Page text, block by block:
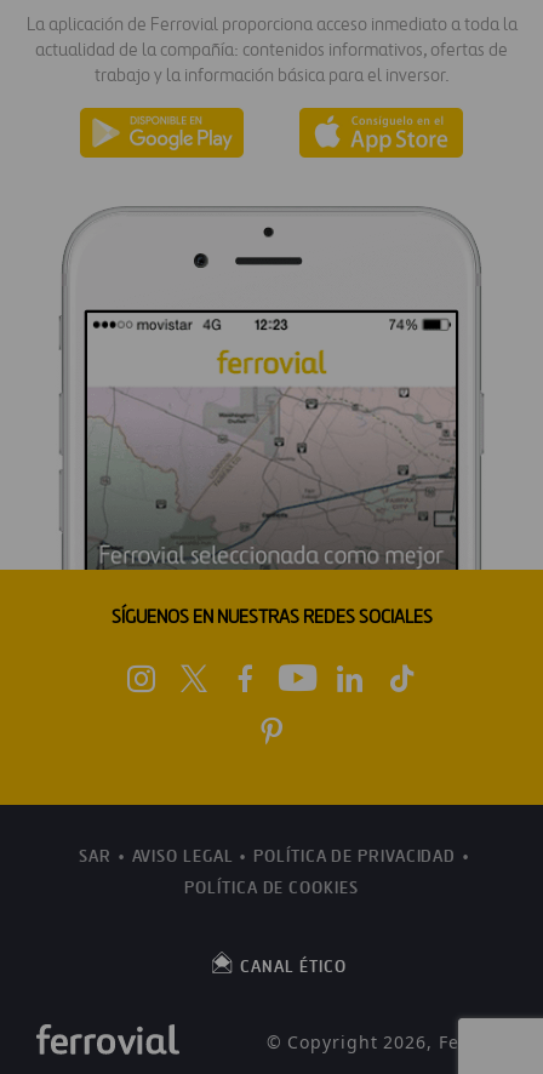
La aplicación de Ferrovial proporciona acceso inmediato a toda la
actualidad de la compañía: contenidos informativos, ofertas de
trabajo y la información básica para el inversor.
SÍGUENOS EN NUESTRAS REDES SOCIALES
SAR AVISO LEGAL
POLÍTICA DE PRIVACIDAD
POLÍTICA DE COOKIES
CANAL ÉTICO
© Copyright 2026, Ferrovial